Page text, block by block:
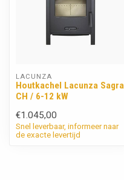
LACUNZA
Houtkachel Lacunza Sagra
CH / 6-12 kW
€1.045,00
Snel leverbaar, informeer naar
de exacte levertijd